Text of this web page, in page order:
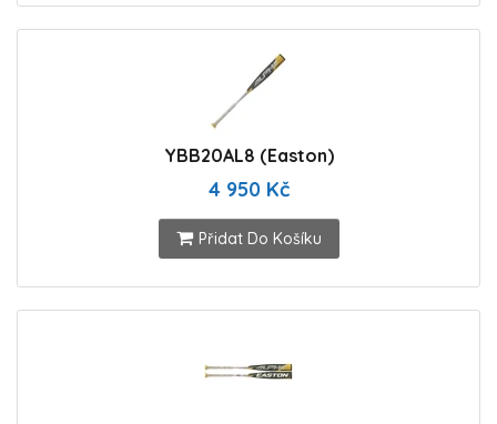
YBB20AL8 (Easton)
4 950 Kč
Přidat Do Košíku